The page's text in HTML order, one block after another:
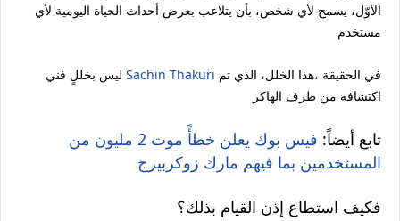
الأوّل، يسمح لأي شخص، بأن يتلاعب بعرض أحداث الحياة اليومية لأي
مستخدم
Sachin Thakuri
اكتشافه من طرف الهاكر
تابع أيضاً:
فيس بوك يعلن خطأً موت 2 مليون من
المستخدمين بما فيهم مارك زوكربيرج
فكيف استطاع إذن القيام بذلك؟